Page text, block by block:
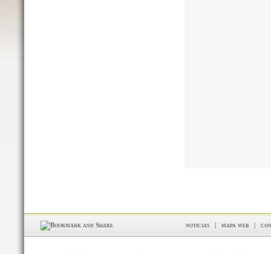
noticias | mapa web |